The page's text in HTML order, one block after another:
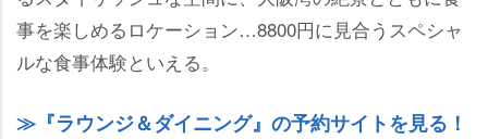
事を楽しめるロケーション…8800円に見合うスペシャ
ルな食事体験といえる。
『ラウンジ＆ダイニング』の予約サイトを見る！